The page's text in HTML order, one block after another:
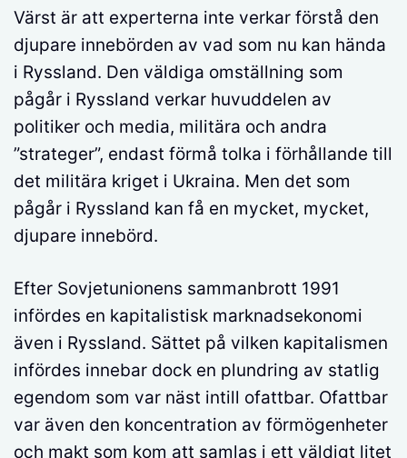
Värst är att experterna inte verkar förstå den
djupare innebörden av vad som nu kan hända
i Ryssland. Den väldiga omställning som
pågår i Ryssland verkar huvuddelen av
politiker och media, militära och andra
”strateger”, endast förmå tolka i förhållande till
det militära kriget i Ukraina. Men det som
pågår i Ryssland kan få en mycket, mycket,
djupare innebörd.
Efter Sovjetunionens sammanbrott 1991
infördes en kapitalistisk marknadsekonomi
även i Ryssland. Sättet på vilken kapitalismen
infördes innebar dock en plundring av statlig
egendom som var näst intill ofattbar. Ofattbar
var även den koncentration av förmögenheter
och makt som kom att samlas i ett väldigt litet